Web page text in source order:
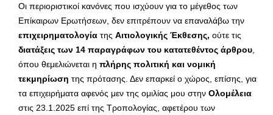
Οι περιοριστικοί κανόνες που ισχύουν για το μέγεθος των
Επίκαιρων Ερωτήσεων, δεν επιτρέπουν να επαναλάβω την
επιχειρηματολογία της Αιτιολογικής Έκθεσης, ούτε τις
διατάξεις των 14 παραγράφων του κατατεθέντος άρθρου
όπου θεμελιώνεται η πλήρης πολιτική και νομική
τεκμηρίωση της πρότασης. Δεν επαρκεί ο χώρος, επίσης, για
τα επιχειρήματα αφενός μεν της ομιλίας μου στην Ολομέλεια
στις 23.1.2025 επί της Τροπολογίας, αφετέρου των